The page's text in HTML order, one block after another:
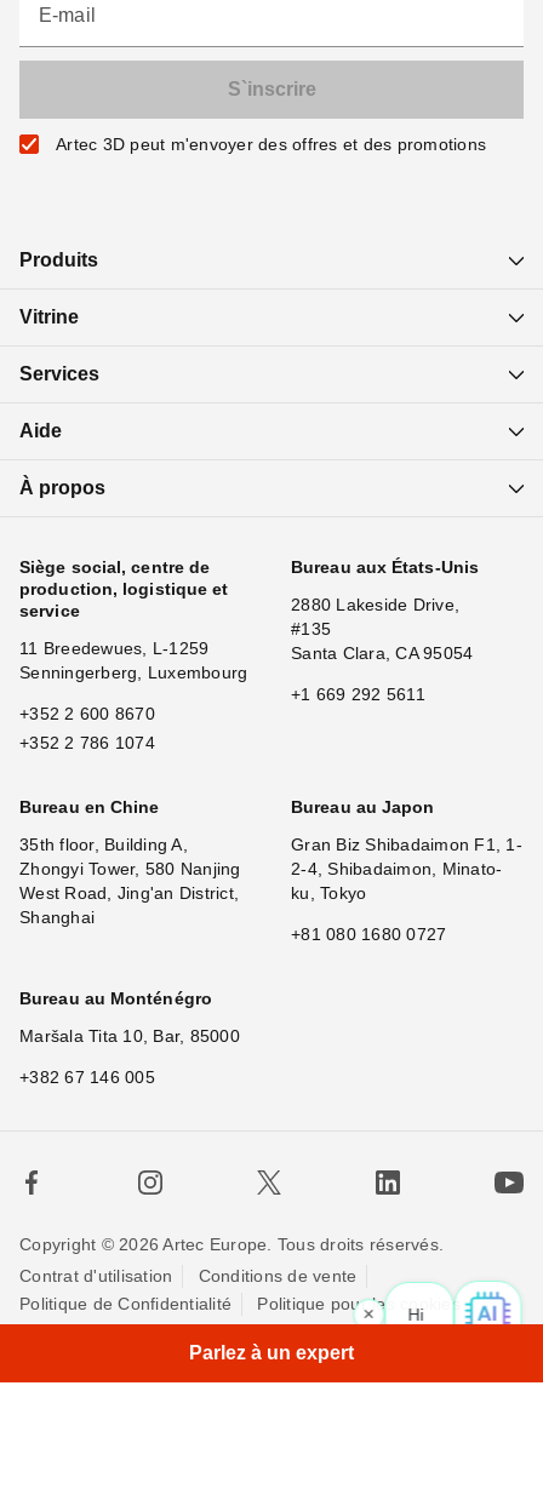
Hi! What is yo
×
E-mail
Artec 3D peut m'envoyer des offres et des promotions
Produits
Vitrine
Services
Aide
À propos
Siège social, centre de
production, logistique et
service
11 Breedewues, L-1259
Senningerberg, Luxembourg
+352 2 600 8670
+352 2 786 1074
Bureau aux États-Unis
2880 Lakeside Drive,
#135
Santa Clara, CA 95054
+1 669 292 5611
Bureau en Chine
35th floor, Building A,
Zhongyi Tower, 580 Nanjing
West Road, Jing'an District,
Shanghai
Bureau au Japon
Gran Biz Shibadaimon F1, 1-
2-4, Shibadaimon, Minato-
ku, Tokyo
+81 080 1680 0727
Bureau au Monténégro
Maršala Tita 10, Bar, 85000
+382 67 146 005
Copyright © 2026 Artec Europe. Tous droits réservés.
Contrat d'utilisation
Conditions de vente
Politique de Confidentialité
Politique pour les cookies
Parlez à un expert